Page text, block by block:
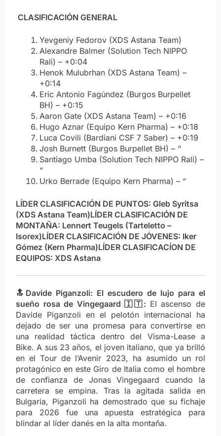
CLASIFICACIÓN GENERAL
Yevgeniy Fedorov (XDS Astana Team)
Alexandre Balmer (Solution Tech NIPPO
Rali) – +0:04
Henok Mulubrhan (XDS Astana Team) –
+0:14
Eric Antonio Fagúndez (Burgos Burpellet
BH) – +0:15
Aaron Gate (XDS Astana Team) – +0:16
Hugo Aznar (Equipo Kern Pharma) – +0:18
Luca Covili (Bardiani CSF 7 Saber) – +0:19
Josh Burnett (Burgos Burpellet BH) – “
Santiago Umba (Solution Tech NIPPO Rali) –
“
Urko Berrade (Equipo Kern Pharma) – “
LÍDER CLASIFICACIÓN DE PUNTOS: Gleb Syritsa
(XDS Astana Team)LÍDER CLASIFICACIÓN DE
MONTAÑA: Lennert Teugels (Tarteletto –
Isorex)LÍDER CLASIFICACIÓN DE JÓVENES: Iker
Gómez (Kern Pharma)LÍDER CLASIFICACÍON DE
EQUIPOS: XDS Astana
🔝Davide Piganzoli: El escudero de lujo para el
sueño rosa de Vingegaard 🇮🇹: El ascenso de
Davide Piganzoli en el pelotón internacional ha
dejado de ser una promesa para convertirse en
una realidad táctica dentro del Visma-Lease a
Bike. A sus 23 años, el joven italiano, que ya brilló
en el Tour de l’Avenir 2023, ha asumido un rol
protagónico en este Giro de Italia como el hombre
de confianza de Jonas Vingegaard cuando la
carretera se empina. Tras la agitada salida en
Bulgaria, Piganzoli ha demostrado que su fichaje
para 2026 fue una apuesta estratégica para
blindar al líder danés en la alta montaña.